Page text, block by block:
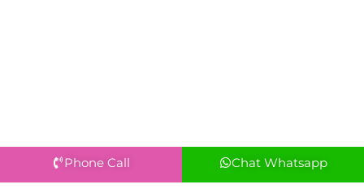
Phone Call Chat Whatsapp